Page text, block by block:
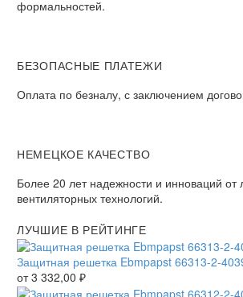
формальностей.
БЕЗОПАСНЫЕ ПЛАТЕЖИ
Оплата по безналу, с заключением
НЕМЕЦКОЕ КАЧЕСТВО
Более 20 лет надежности и инноваций от
вентиляторных технологий.
ЛУЧШИЕ В РЕЙТИНГЕ
Защитная решетка Ebmpapst 66313-2-
от3 332,00 ₽